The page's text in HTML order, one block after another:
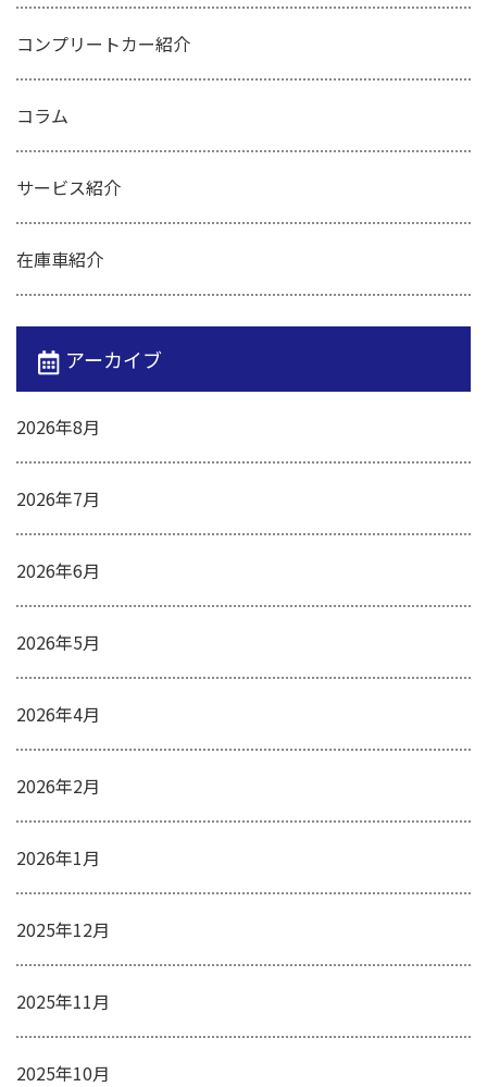
コンプリートカー紹介
コラム
サービス紹介
在庫車紹介
アーカイブ
2026年8月
2026年7月
2026年6月
2026年5月
2026年4月
2026年2月
2026年1月
2025年12月
2025年11月
2025年10月